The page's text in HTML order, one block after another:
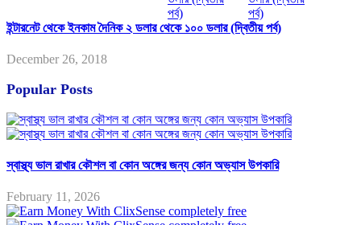
ইন্টারনেট থেকে ইনকাম দৈনিক ২ ডলার থেকে ১০০ ডলার (দ্বিতীয় পর্ব)
December 26, 2018
Popular Posts
স্বাস্থ্য ভাল রাখার কৌশল বা কোন অঙ্গের জন্য কোন অভ্যাস উপকারি
February 11, 2026